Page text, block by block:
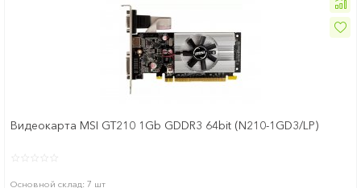
Видеокарта MSI GT210 1Gb GDDR3 64bit (N210-1GD3/LP)
Основной склад: 7 шт